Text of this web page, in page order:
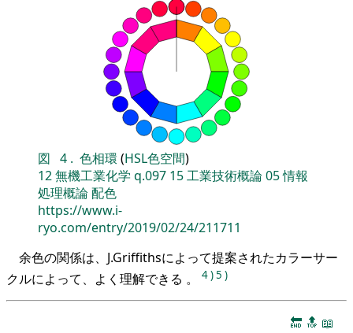
図 4 . 色相環 (HSL色空間)
12無機工業化学 q.097 15工業技術概論05情報
処理概論配色
https://www.i-
ryo.com/entry/2019/02/24/211711
余色の関係は、J.Griffithsによって提案されたカラーサー
クルによって、よく理解できる 。
4)5 )
🔚 🔝 📖